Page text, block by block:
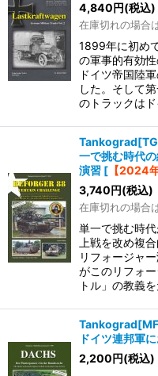
4,840円(税込)
在庫切れの場合
1899年に初め
の軍事的有効
ドイツ帝国陸
した。そして
のトラックは
一で挑む時代
演習 [ 【2024
3,740円(税込)
在庫切れの場合
単一で挑む時
上戦を改め複
リフォージャ
がこのリフォ
トル」の教義
ドイツ連邦軍
2,200円(税込)